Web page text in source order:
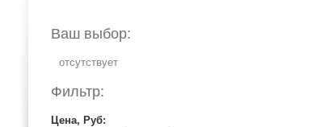
Explay (3)
IconBit (5)
Oysters (1)
Philips (3)
Ваш выбор:
Фильтр:
Цена, Руб: